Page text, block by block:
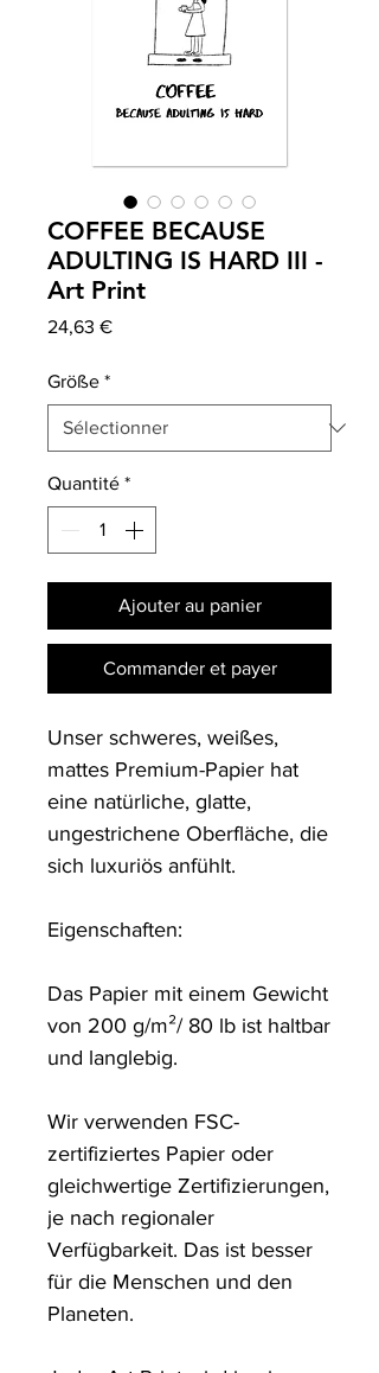
COFFEE BECAUSE
ADULTING IS HARD III -
Art Print
24,63 €Prix
Größe *
Quantité *
Ajouter au panier
Commander et payer
Unser schweres, weißes,
mattes Premium-Papier hat
eine natürliche, glatte,
ungestrichene Oberfläche, die
sich luxuriös anfühlt.
Eigenschaften:
Das Papier mit einem Gewicht
von 200 g/m²/ 80 lb ist haltbar
und langlebig.
Wir verwenden FSC-
zertifiziertes Papier oder
gleichwertige Zertifizierungen,
je nach regionaler
Verfügbarkeit. Das ist besser
für die Menschen und den
Planeten.